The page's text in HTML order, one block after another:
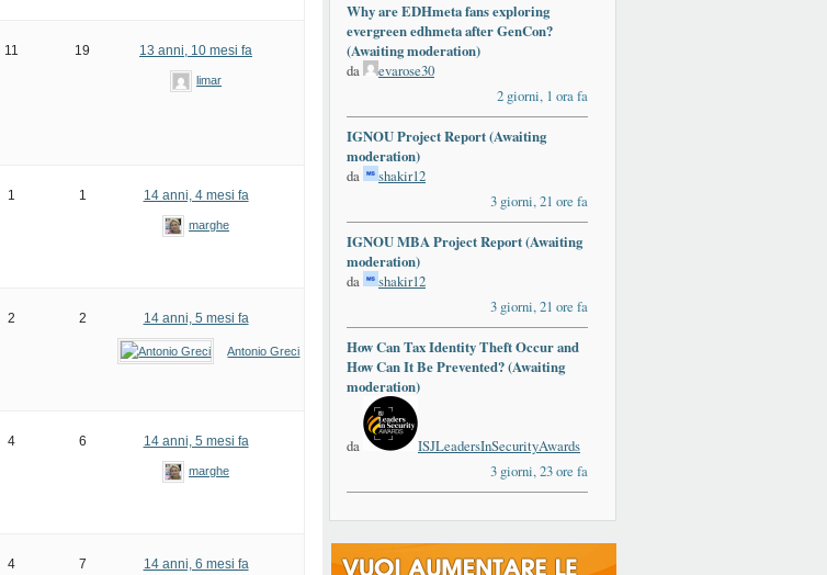
11 19 13 anni, 10 mesi fa
limar
1 1 14 anni, 4 mesi fa
marghe
2 2 14 anni, 5 mesi fa
Antonio Greci
4 6 14 anni, 5 mesi fa
marghe
4 7 14 anni, 6 mesi fa
Why are EDHmeta fans exploring
evergreen edhmeta after GenCon?
(Awaiting moderation)
da
evarose30
2 giorni, 1 ora fa
IGNOU Project Report (Awaiting
moderation)
da
shakir12
3 giorni, 21 ore fa
IGNOU MBA Project Report (Awaiting
moderation)
da
shakir12
3 giorni, 21 ore fa
How Can Tax Identity Theft Occur and
How Can It Be Prevented? (Awaiting
moderation)
da
ISJLeadersInSecurityAwards
3 giorni, 23 ore fa